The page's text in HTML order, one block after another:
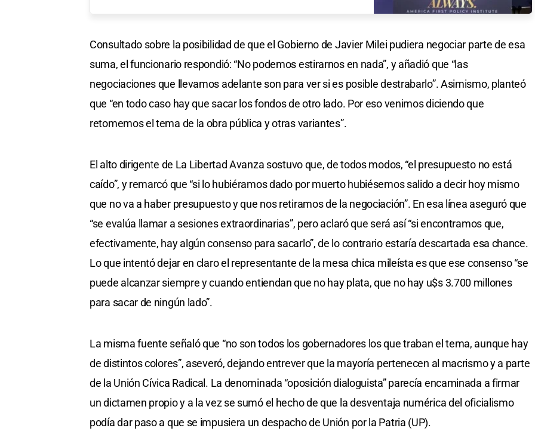
Consultado sobre la posibilidad de que el Gobierno de Javier Milei pudiera negociar parte de esa
suma, el funcionario respondió: “No podemos estirarnos en nada”, y añadió que “las
negociaciones que llevamos adelante son para ver si es posible destrabarlo”. Asimismo, planteó
que “en todo caso hay que sacar los fondos de otro lado. Por eso venimos diciendo que
retomemos el tema de la obra pública y otras variantes”.
El alto dirigente de La Libertad Avanza sostuvo que, de todos modos, “el presupuesto no está
caído”, y remarcó que “si lo hubiéramos dado por muerto hubiésemos salido a decir hoy mismo
que no va a haber presupuesto y que nos retiramos de la negociación”. En esa línea aseguró que
“se evalúa llamar a sesiones extraordinarias”, pero aclaró que será así “si encontramos que,
efectivamente, hay algún consenso para sacarlo”, de lo contrario estaría descartada esa chance.
Lo que intentó dejar en claro el representante de la mesa chica mileísta es que ese consenso “se
puede alcanzar siempre y cuando entiendan que no hay plata, que no hay u$s 3.700 millones
para sacar de ningún lado”.
La misma fuente señaló que “no son todos los gobernadores los que traban el tema, aunque hay
de distintos colores”, aseveró, dejando entrever que la mayoría pertenecen al macrismo y a parte
de la Unión Cívica Radical. La denominada “oposición dialoguista” parecía encaminada a firmar
un dictamen propio y a la vez se sumó el hecho de que la desventaja numérica del oficialismo
podía dar paso a que se impusiera un despacho de Unión por la Patria (UP).